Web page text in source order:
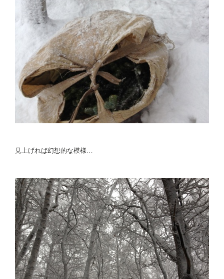
見上げれば幻想的な模様…